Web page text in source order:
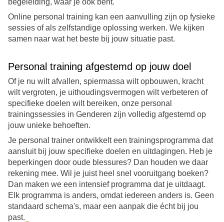
Online personal training kan een aanvulling zijn op fysieke
sessies of als zelfstandige oplossing werken. We kijken
samen naar wat het beste bij jouw situatie past.
Personal training afgestemd op jouw doel
Of je nu wilt afvallen, spiermassa wilt opbouwen, kracht
wilt vergroten, je uithoudingsvermogen wilt verbeteren of
specifieke doelen wilt bereiken, onze personal
trainingssessies in Genderen zijn volledig afgestemd op
jouw unieke behoeften.
Je personal trainer ontwikkelt een trainingsprogramma dat
aansluit bij jouw specifieke doelen en uitdagingen. Heb je
beperkingen door oude blessures? Dan houden we daar
rekening mee. Wil je juist heel snel vooruitgang boeken?
Dan maken we een intensief programma dat je uitdaagt.
Elk programma is anders, omdat iedereen anders is. Geen
standaard schema's, maar een aanpak die écht bij jou
past.